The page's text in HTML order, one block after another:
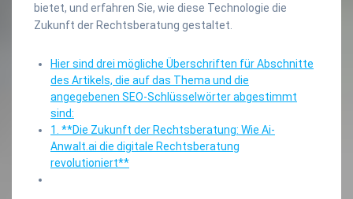
bietet, und erfahren Sie, wie diese Technologie die
Zukunft der Rechtsberatung gestaltet.
Hier sind drei mögliche Überschriften für Abschnitte
des Artikels, die auf das Thema und die
angegebenen SEO-Schlüsselwörter abgestimmt
sind:
1. **Die Zukunft der Rechtsberatung: Wie Ai-
Anwalt.ai die digitale Rechtsberatung
revolutioniert**